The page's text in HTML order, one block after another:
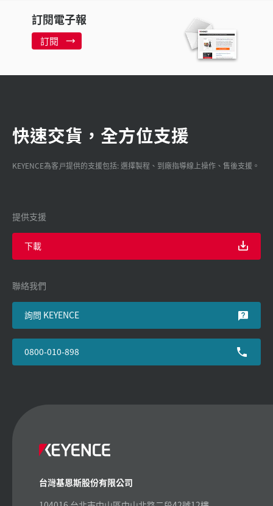
訂閱電子報
訂閱
快速交貨，全方位支援
KEYENCE為客戸提供的支援包括: 選擇製程、到廠指導線上操作、售後支援。
提供支援
下載
聯絡我們
詢問 KEYENCE
0800-010-898
台灣基恩斯股份有限公司